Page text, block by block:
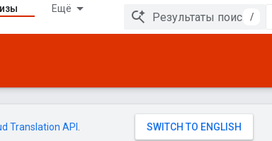
Ещё
/
Translation API